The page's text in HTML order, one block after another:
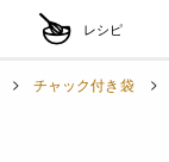
レシピ
チャック付き袋